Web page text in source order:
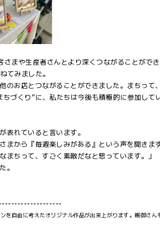
まや生産者さんとより深くつながることがで
てみました。
のお店とつながることができました。まちって
づくり”に、私たちは今後も積極的に参加して
表れていると言います。
まから『毎週楽しみがある』という声を聞きま
ちって、すごく素敵だなと思っています。」
。
自由に考えたオリジナル作品が出来上がります。親御さん